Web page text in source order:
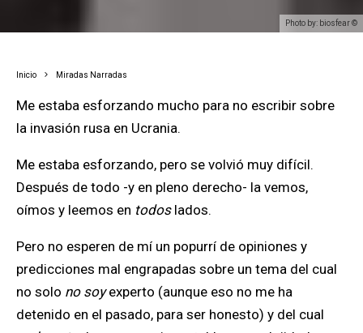
Photo by: biosfear ©
Inicio Miradas Narradas
Me estaba esforzando mucho para no escribir sobre
la invasión rusa en Ucrania.
Me estaba esforzando, pero se volvió muy difícil.
Después de todo -y en pleno derecho- la vemos,
oímos y leemos en todoslados.
Pero no esperen de mí un popurrí de opiniones y
predicciones mal engrapadas sobre un tema del cual
no solo no soyexperto (aunque eso no me ha
detenido en el pasado, para ser honesto) y del cual